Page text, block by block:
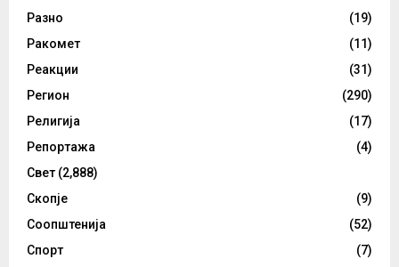
Разно
(19)
Ракомет
(11)
Реакции
(31)
Регион
(290)
Религија
(17)
Репортажа
(4)
Свет (2,888)
Скопје
(9)
Соопштенија
(52)
Спорт
(7)